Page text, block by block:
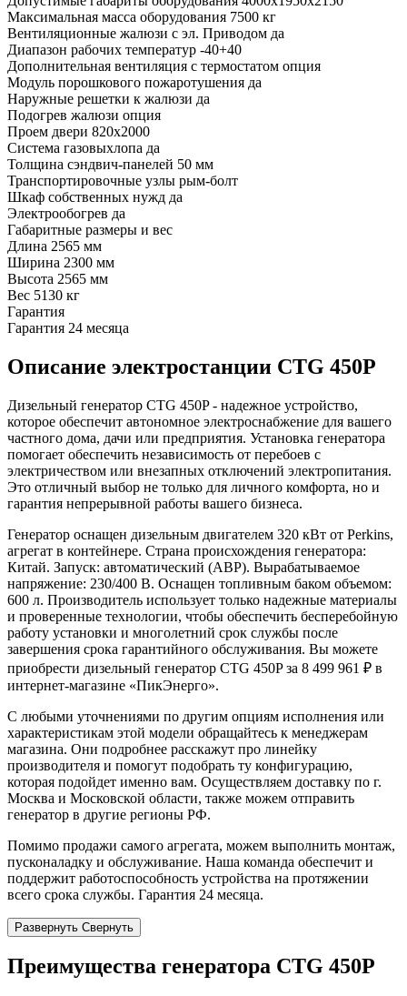
Максимальная масса оборудования 7500 кг
Вентиляционные жалюзи с эл. Приводом да
Диапазон рабочих температур -40+40
Дополнительная вентиляция с термостатом опция
Модуль порошкового пожаротушения да
Наружные решетки к жалюзи да
Подогрев жалюзи опция
Проем двери 820х2000
Система газовыхлопа да
Толщина сэндвич-панелей 50 мм
Транспортировочные узлы рым-болт
Шкаф собственных нужд да
Электрообогрев да
Габаритные размеры и вес
Длина 2565 мм
Ширина 2300 мм
Высота 2565 мм
Вес 5130 кг
Гарантия
Гарантия 24 месяца
Описание электростанции CTG 450P
Дизельный генератор CTG 450P - надежное устройство,
которое обеспечит автономное электроснабжение для вашего
частного дома, дачи или предприятия. Установка генератора
помогает обеспечить независимость от перебоев с
электричеством или внезапных отключений электропитания.
Это отличный выбор не только для личного комфорта, но и
гарантия непрерывной работы вашего бизнеса.
Генератор оснащен дизельным двигателем 320 кВт от Perkins,
агрегат в контейнере. Страна происхождения генератора:
Китай. Запуск: автоматический (АВР). Вырабатываемое
напряжение: 230/400 В. Оснащен топливным баком объемом:
600 л. Производитель использует только надежные материалы
и проверенные технологии, чтобы обеспечить бесперебойную
работу установки и многолетний срок службы после
завершения срока гарантийного обслуживания. Вы можете
приобрести дизельный генератор CTG 450P за 8 499 961 ₽ в
интернет-магазине «ПикЭнерго».
С любыми уточнениями по другим опциям исполнения или
характеристикам этой модели обращайтесь к менеджерам
магазина. Они подробнее расскажут про линейку
производителя и помогут подобрать ту конфигурацию,
которая подойдет именно вам. Осуществляем доставку по г.
Москва и Московской области, также можем отправить
генератор в другие регионы РФ.
Помимо продажи самого агрегата, можем выполнить монтаж,
пусконаладку и обслуживание. Наша команда обеспечит и
поддержит работоспособность устройства на протяжении
всего срока службы. Гарантия 24 месяца.
Развернуть Свернуть
Преимущества генератора CTG 450P